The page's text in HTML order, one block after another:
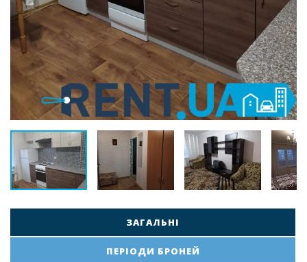
ЗАГАЛЬНІ
ПЕРІОДИ БРОНЕЙ